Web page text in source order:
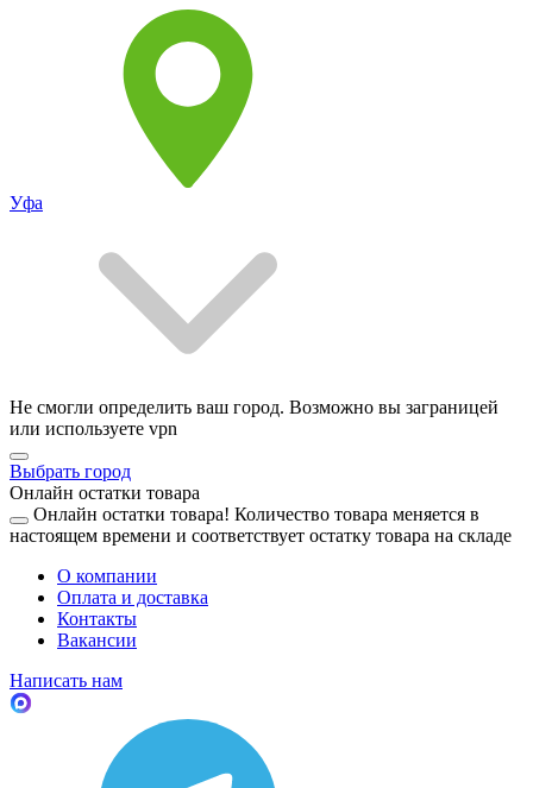
Уфа
Не смогли определить ваш город. Возможно вы заграницей
или используете vpn
Выбрать город
Онлайн остатки товара
Онлайн остатки товара! Количество товара меняется в
настоящем времени и соответствует остатку товара на складе
О компании
Оплата и доставка
Контакты
Вакансии
Написать нам